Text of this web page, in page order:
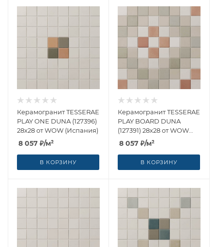
Керамогранит TESSERAE
PLAY ONE DUNA (127396)
28x28 от WOW (Испания)
8 057 ₽/м²
В КОРЗИНУ
Керамогранит TESSERAE
PLAY BOARD DUNA
(127391) 28x28 от WOW
(Испания)
8 057 ₽/м²
В КОРЗИНУ